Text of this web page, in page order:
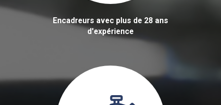
Encadreurs avec plus de 28 ans
d'expérience